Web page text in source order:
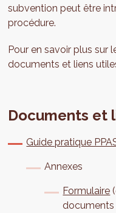
subvention peut être
procédure.
Pour en savoir plus sur
documents et liens
Documents et
Guide pratique
Annexes
Formulaire
documents